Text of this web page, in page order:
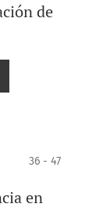
de
36 - 47
en